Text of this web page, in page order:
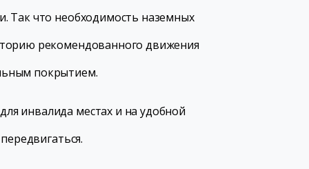
Так что необходимость наземных
рекомендованного движения
покрытием.
инвалида местах и на удобной